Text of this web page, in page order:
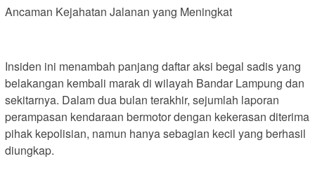
Ancaman Kejahatan Jalanan yang Meningkat
Insiden ini menambah panjang daftar aksi begal sadis yang
belakangan kembali marak di wilayah Bandar Lampung dan
sekitarnya. Dalam dua bulan terakhir, sejumlah laporan
perampasan kendaraan bermotor dengan kekerasan diterima
pihak kepolisian, namun hanya sebagian kecil yang berhasil
diungkap.